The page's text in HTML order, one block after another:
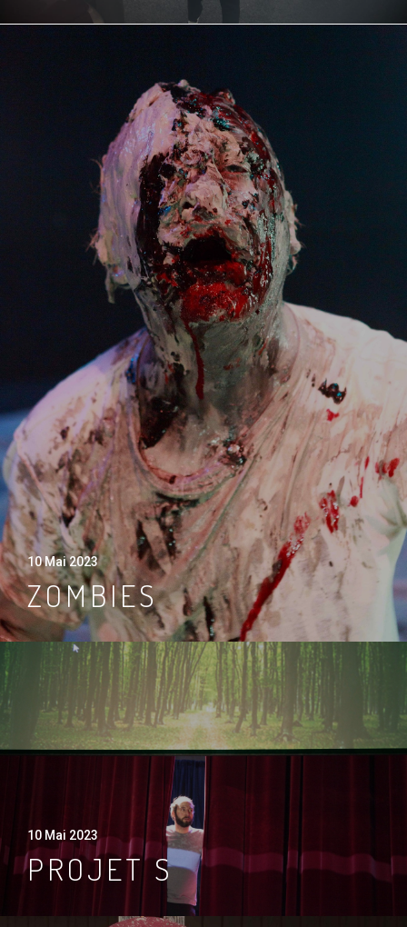
10 Mai 2023
ZOMBIES
10 Mai 2023
PROJET S